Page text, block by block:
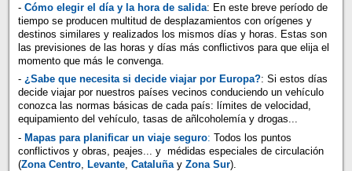
- Cómo elegir el día y la hora de salida: En este breve período de
tiempo se producen multitud de desplazamientos con orígenes y
destinos similares y realizados los mismos días y horas. Estas son
las previsiones de las horas y días más conflictivos para que elija el
momento que más le convenga.
- ¿Sabe que necesita si decide viajar por Europa?: Si estos días
decide viajar por nuestros países vecinos conduciendo un vehículo
conozca las normas básicas de cada país: límites de velocidad,
equipamiento del vehículo, tasas de añlcoholemía y drogas...
- Mapas para planificar un viaje seguro: Todos los puntos
conflictivos y obras, peajes... y médidas especiales de circulación
(Zona Centro, Levante, Cataluñay Zona Sur).